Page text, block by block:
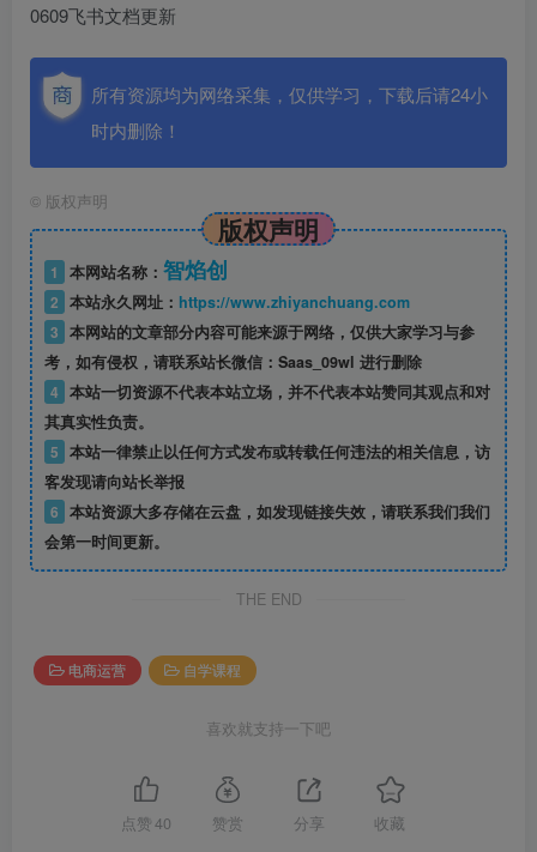
0609飞书文档更新
所有资源均为网络采集，仅供学习，下载后请24小
时内删除！
© 版权声明
版权声明
1 本网站名称： 智焰创
2 本站永久网址： https://www.zhiyanchuang.com
3 本网站的文章部分内容可能来源于网络，仅供大家学习与参
考，如有侵权，请联系站长微信：Saas_09wl 进行删除
4 本站一切资源不代表本站立场，并不代表本站赞同其观点和对
其真实性负责。
5 本站一律禁止以任何方式发布或转载任何违法的相关信息，访
客发现请向站长举报
6 本站资源大多存储在云盘，如发现链接失效，请联系我们我们
会第一时间更新。
THE END
电商运营 自学课程
喜欢就支持一下吧
点赞 40 赞赏 分享 收藏